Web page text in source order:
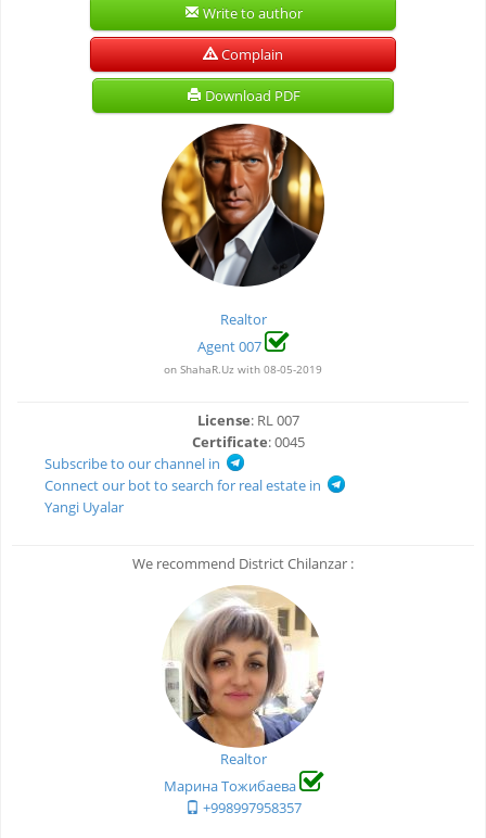
Write to author
Complain
Download PDF
Realtor
Agent 007
on ShahaR.Uz with 08-05-2019
License: RL 007
Certificate: 0045
Subscribe to our channel in
Connect our bot to search for real estate in
Yangi Uyalar
We recommend District Chilanzar :
Realtor
Марина Тожибаева
+998997958357